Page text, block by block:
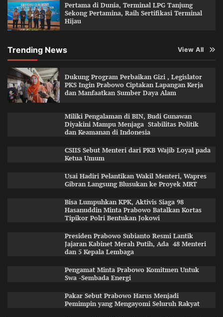
Pertama di Dunia, Terminal LPG Tanjung
Sekong Pertamina, Raih Sertifikasi Terminal
Hijau
Trending News View All
Dukung Program Perbaikan Gizi , Legislator
PKS Ingin Prabowo Ciptakan Lapangan Kerja
dan Manfaatkan Sumber Daya Alam
Miliki Pengalaman di BIN, Budi Gunawan
Diyakini Mampu Menjaga Stabilitas Politik
dan Keamanan di Indonesia
CSIIS Sebut Menteri dari PKB Wajib Loyal pada
Ketua Umum
Usai Hadiri Pelantikan Wakil Menteri, Wapres
Gibran Langsung Blusukan ke Proyek MRT
Bisa Lumpuhkan KPK, Aktivis Siaga 98
Hasanuddin Minta Prabowo Batalkan Kortas
Tipikor Polri Bentukan Jokowi
Presiden Prabowo Subianto Resmi Lantik
Jajaran Kabinet Merah Putih, Ada 48 Menteri
dan 5 Kepala Lembaga
Pengamat Minta Prabowo Komitmen Untuk
Swa -Sembada Energi
Pakar Sebut Prabowo Harus Menjadi
Pemimpin yang Mengayomi Seluruh Rakyat